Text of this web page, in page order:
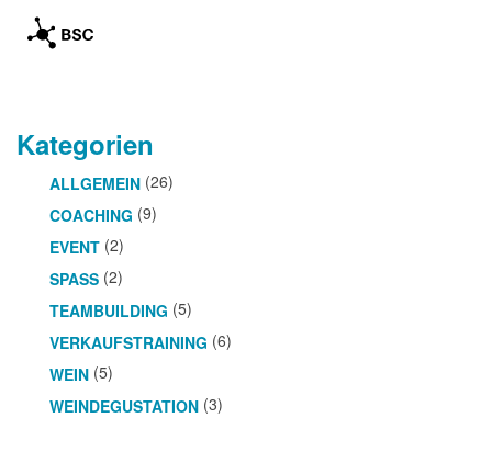
Kategorien
ALLGEMEIN (26)
COACHING (9)
EVENT (2)
SPASS
(2)
TEAMBUILDING (5)
VERKAUFSTRAINING (6)
WEIN (5)
WEINDEGUSTATION (3)